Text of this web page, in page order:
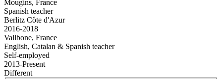
Mougins, France
Spanish teacher
Berlitz Côte d'Azur
2016-2018
Vallbone, France
English, Catalan & Spanish teacher
Self-employed
2013-Present
Different